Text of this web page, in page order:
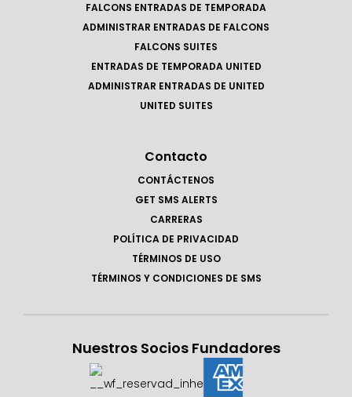
FALCONS ENTRADAS DE TEMPORADA
ADMINISTRAR ENTRADAS DE FALCONS
FALCONS SUITES
ENTRADAS DE TEMPORADA UNITED
ADMINISTRAR ENTRADAS DE UNITED
UNITED SUITES
Contacto
CONTÁCTENOS
GET SMS ALERTS
CARRERAS
POLÍTICA DE PRIVACIDAD
TÉRMINOS DE USO
TÉRMINOS Y CONDICIONES DE SMS
Nuestros Socios Fundadores